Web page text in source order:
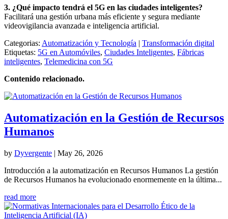
3. ¿Qué impacto tendrá el 5G en las ciudades inteligentes?
Facilitará una gestión urbana más eficiente y segura mediante
videovigilancia avanzada e inteligencia artificial.
Categorias: Automatización y Tecnología | Transformación digital
Etiquetas: 5G en Automóviles, Ciudades Inteligentes, Fábricas
inteligentes, Telemedicina con 5G
Contenido relacionado.
Automatización en la Gestión de Recursos
Humanos
by Dyvergente | May 26, 2026
Introducción a la automatización en Recursos Humanos La gestión
de Recursos Humanos ha evolucionado enormemente en la última...
read more